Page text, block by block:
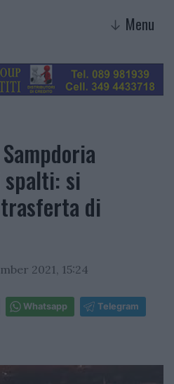
↓ Menu
si
di
2021, 15:24
Whatsapp Telegram